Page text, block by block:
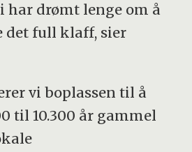
har drømt lenge om å
det full klaff, sier
vi boplassen til å
til 10.300 år gammel